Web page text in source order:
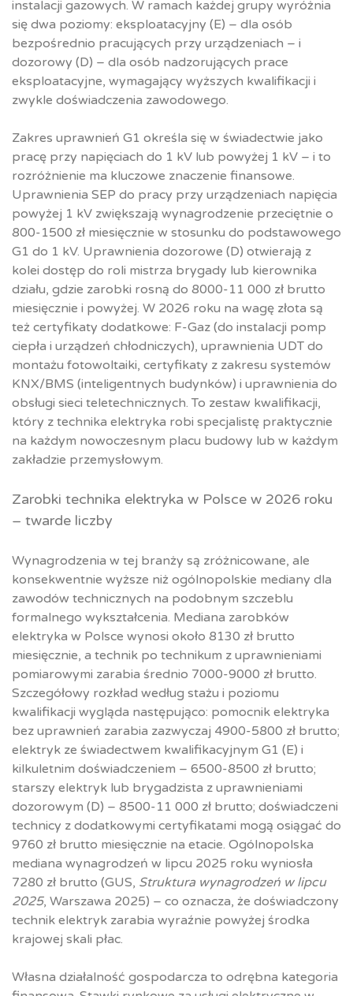
instalacji gazowych. W ramach każdej grupy wyróżnia
się dwa poziomy: eksploatacyjny (E) – dla osób
bezpośrednio pracujących przy urządzeniach – i
dozorowy (D) – dla osób nadzorujących prace
eksploatacyjne, wymagający wyższych kwalifikacji i
zwykle doświadczenia zawodowego.
Zakres uprawnień G1 określa się w świadectwie jako
pracę przy napięciach do 1 kV lub powyżej 1 kV – i to
rozróżnienie ma kluczowe znaczenie finansowe.
Uprawnienia SEP do pracy przy urządzeniach napięcia
powyżej 1 kV zwiększają wynagrodzenie przeciętnie o
800-1500 zł miesięcznie w stosunku do podstawowego
G1 do 1 kV. Uprawnienia dozorowe (D) otwierają z
kolei dostęp do roli mistrza brygady lub kierownika
działu, gdzie zarobki rosną do 8000-11 000 zł brutto
miesięcznie i powyżej. W 2026 roku na wagę złota są
też certyfikaty dodatkowe: F-Gaz (do instalacji pomp
ciepła i urządzeń chłodniczych), uprawnienia UDT do
montażu fotowoltaiki, certyfikaty z zakresu systemów
KNX/BMS (inteligentnych budynków) i uprawnienia do
obsługi sieci teletechnicznych. To zestaw kwalifikacji,
który z technika elektryka robi specjalistę praktycznie
na każdym nowoczesnym placu budowy lub w każdym
zakładzie przemysłowym.
Zarobki technika elektryka w Polsce w 2026 roku
– twarde liczby
Wynagrodzenia w tej branży są zróżnicowane, ale
konsekwentnie wyższe niż ogólnopolskie mediany dla
zawodów technicznych na podobnym szczeblu
formalnego wykształcenia. Mediana zarobków
elektryka w Polsce wynosi około 8130 zł brutto
miesięcznie, a technik po technikum z uprawnieniami
pomiarowymi zarabia średnio 7000-9000 zł brutto.
Szczegółowy rozkład według stażu i poziomu
kwalifikacji wygląda następująco: pomocnik elektryka
bez uprawnień zarabia zazwyczaj 4900-5800 zł brutto;
elektryk ze świadectwem kwalifikacyjnym G1 (E) i
kilkuletnim doświadczeniem – 6500-8500 zł brutto;
starszy elektryk lub brygadzista z uprawnieniami
dozorowym (D) – 8500-11 000 zł brutto; doświadczeni
technicy z dodatkowymi certyfikatami mogą osiągać do
9760 zł brutto miesięcznie na etacie. Ogólnopolska
mediana wynagrodzeń w lipcu 2025 roku wyniosła
7280 zł brutto (GUS, Struktura wynagrodzeń w lipcu
2025, Warszawa 2025) – co oznacza, że doświadczony
technik elektryk zarabia wyraźnie powyżej środka
krajowej skali płac.
Własna działalność gospodarcza to odrębna kategoria